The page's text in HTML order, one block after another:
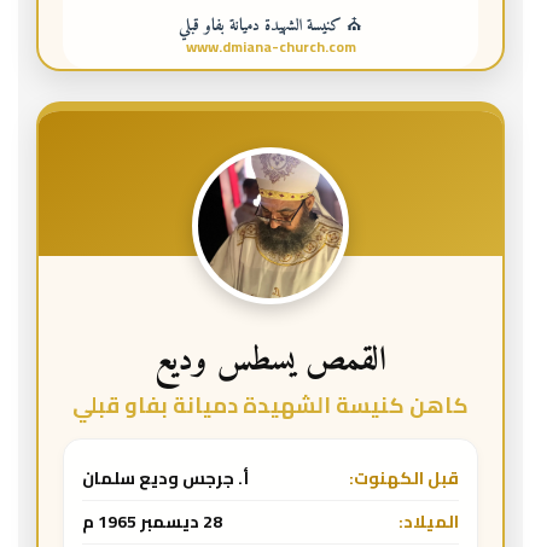
⛪ كنيسة الشهيدة دميانة بفاو قبلي
www.dmiana-church.com
القمص يسطس وديع
كاهن كنيسة الشهيدة دميانة بفاو قبلي
قبل الكهنوت:
أ. جرجس وديع سلمان
الميلاد:
28 ديسمبر 1965 م